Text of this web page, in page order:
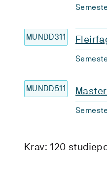
MUNDD311
MUNDD511
Krav: 120